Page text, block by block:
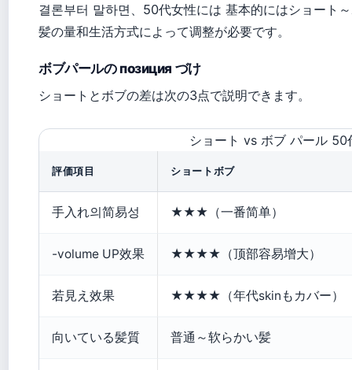
결론부터 말하면、50代女性には 基本的にはショート
髪の量和生活方式によって调整が必要です。
ボブパールの позиция づけ
ショートとボブの差は次の3点で説明できます。
ショート vs ボブ パール 50
評価項目 ショートボブ
手入れ의简易성 ★★★（一番简单）
-volume UP效果 ★★★★（顶部容易增大）
若見え效果 ★★★★（年代skinもカバー）
向いている髪質 普通～软らかい髪